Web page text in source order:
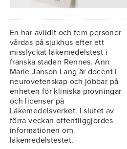
En har avlidit och fem personer
vårdas på sjukhus efter ett
misslyckat läkemedelstest i
franska staden Rennes. Ann
Marie Janson Lang är docent i
neurovetenskap och jobbar på
enheten för kliniska prövningar
och licenser på
Läkemedelsverket. I slutet av
förra veckan offentliggjordes
informationen om
läkemedelstestet.